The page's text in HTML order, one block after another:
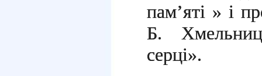
пам’яті » і
Б.
серці».